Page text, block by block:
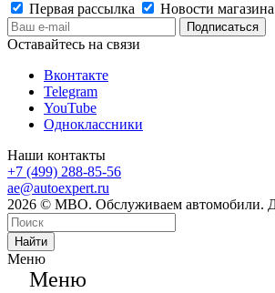
Первая рассылка
Новости магазина
Оставайтесь на связи
Вконтакте
Telegram
YouTube
Одноклассники
Наши контакты
+7 (499) 288-85-56
ae@autoexpert.ru
2026 © МВО. Обслуживаем автомобили.
Найти
Меню
Меню